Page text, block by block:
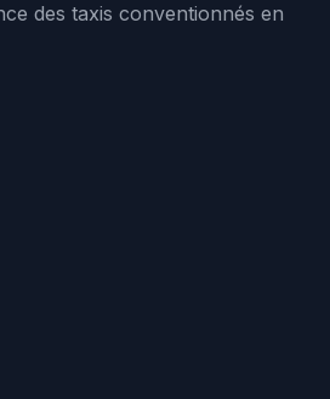
des taxis conventionnés en